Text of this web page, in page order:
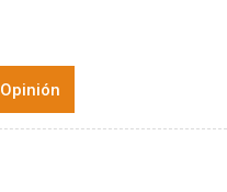
Opinión